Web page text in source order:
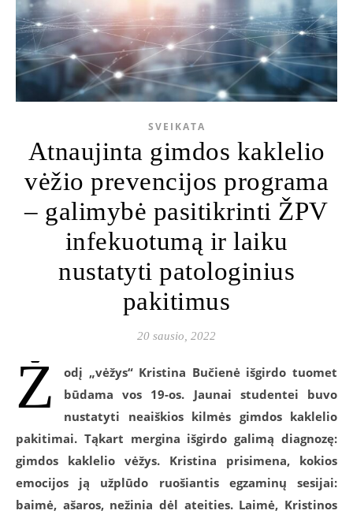
SVEIKATA
Atnaujinta gimdos kaklelio
vėžio prevencijos programa
– galimybė pasitikrinti ŽPV
infekuotumą ir laiku
nustatyti patologinius
pakitimus
20 sausio, 2022
Ž
odį „vėžys“ Kristina Bučienė išgirdo tuomet
būdama vos 19-os. Jaunai studentei buvo
nustatyti neaiškios kilmės gimdos kaklelio
pakitimai. Tąkart mergina išgirdo galimą diagnozę:
gimdos kaklelio vėžys. Kristina prisimena, kokios
emocijos ją užplūdo ruošiantis egzaminų sesijai:
baimė, ašaros, nežinia dėl ateities. Laimė, Kristinos